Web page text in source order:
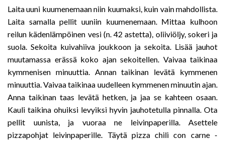
Laita uuni kuumenemaan niin kuumaksi, kuin vain mahdollista.
Laita samalla pellit uuniin kuumenemaan. Mittaa kulhoon
reilun kädenlämpöinen vesi (n. 42 astetta), oliiviöljy, sokeri ja
suola. Sekoita kuivahiiva joukkoon ja sekoita. Lisää jauhot
muutamassa erässä koko ajan sekoitellen. Vaivaa taikinaa
kymmenisen minuuttia. Annan taikinan levätä kymmenen
minuuttia. Vaivaa taikinaa uudelleen kymmenen minuutin ajan.
Anna taikinan taas levätä hetken, ja jaa se kahteen osaan.
Kauli taikina ohuiksi levyiksi hyvin jauhotetulla pinnalla. Ota
pellit uunista, ja vuoraa ne leivinpaperilla. Asettele
pizzapohjat leivinpaperille. Täytä pizza chili con carne -